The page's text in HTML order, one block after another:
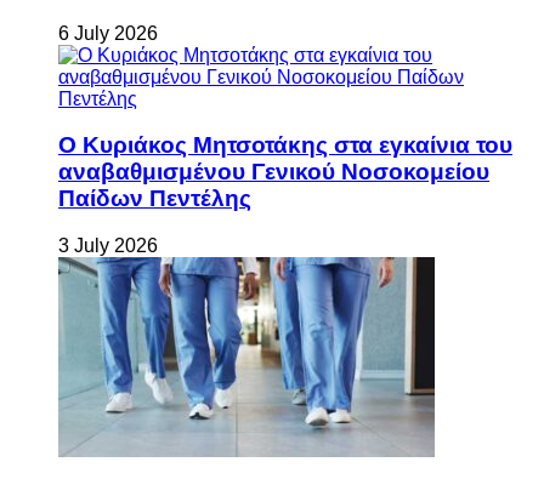
6 July 2026
Ο Κυριάκος Μητσοτάκης στα εγκαίνια του
αναβαθμισμένου Γενικού Νοσοκομείου
Παίδων Πεντέλης
3 July 2026